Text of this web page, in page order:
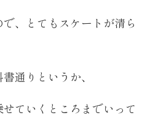
、とてもスケートが清ら
通りというか、
ていくところまでいって